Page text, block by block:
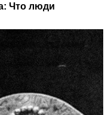
Что люди